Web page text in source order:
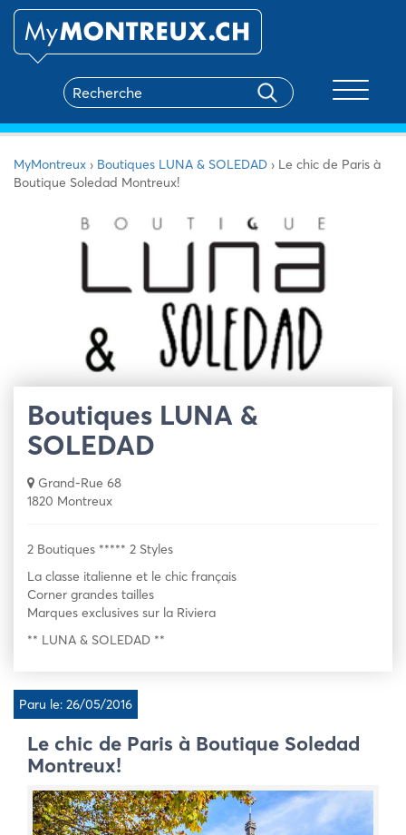
MyMontreux › Boutiques LUNA & SOLEDAD › Le chic de Paris à
Boutique Soledad Montreux!
Boutiques LUNA &
SOLEDAD
Grand-Rue 68
1820 Montreux
2 Boutiques ***** 2 Styles
La classe italienne et le chic français
Corner grandes tailles
Marques exclusives sur la Riviera
** LUNA & SOLEDAD **
Paru le: 26/05/2016
Le chic de Paris à Boutique Soledad
Montreux!